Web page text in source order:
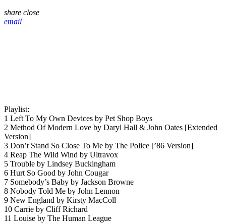
share close
email
Playlist:
1 Left To My Own Devices by Pet Shop Boys
2 Method Of Modern Love by Daryl Hall & John Oates [Extended
Version]
3 Don’t Stand So Close To Me by The Police [’86 Version]
4 Reap The Wild Wind by Ultravox
5 Trouble by Lindsey Buckingham
6 Hurt So Good by John Cougar
7 Somebody’s Baby by Jackson Browne
8 Nobody Told Me by John Lennon
9 New England by Kirsty MacColl
10 Carrie by Cliff Richard
11 Louise by The Human League